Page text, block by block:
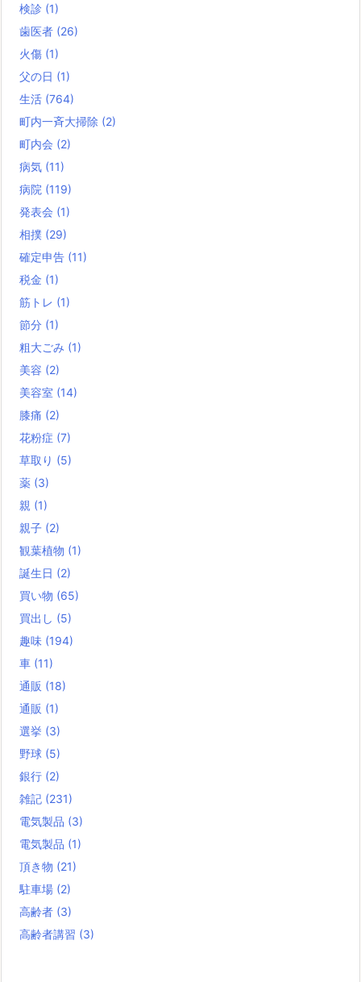
検診 (1)
歯医者 (26)
火傷 (1)
父の日 (1)
生活 (764)
町内一斉大掃除 (2)
町内会 (2)
病気 (11)
病院 (119)
発表会 (1)
相撲 (29)
確定申告 (11)
税金 (1)
筋トレ (1)
節分 (1)
粗大ごみ (1)
美容 (2)
美容室 (14)
膝痛 (2)
花粉症 (7)
草取り (5)
薬 (3)
親 (1)
親子 (2)
観葉植物 (1)
誕生日 (2)
買い物 (65)
買出し (5)
趣味 (194)
車 (11)
通販 (18)
通販 (1)
選挙 (3)
野球 (5)
銀行 (2)
雑記 (231)
電気製品 (3)
電気製品 (1)
頂き物 (21)
駐車場 (2)
高齢者 (3)
高齢者講習 (3)